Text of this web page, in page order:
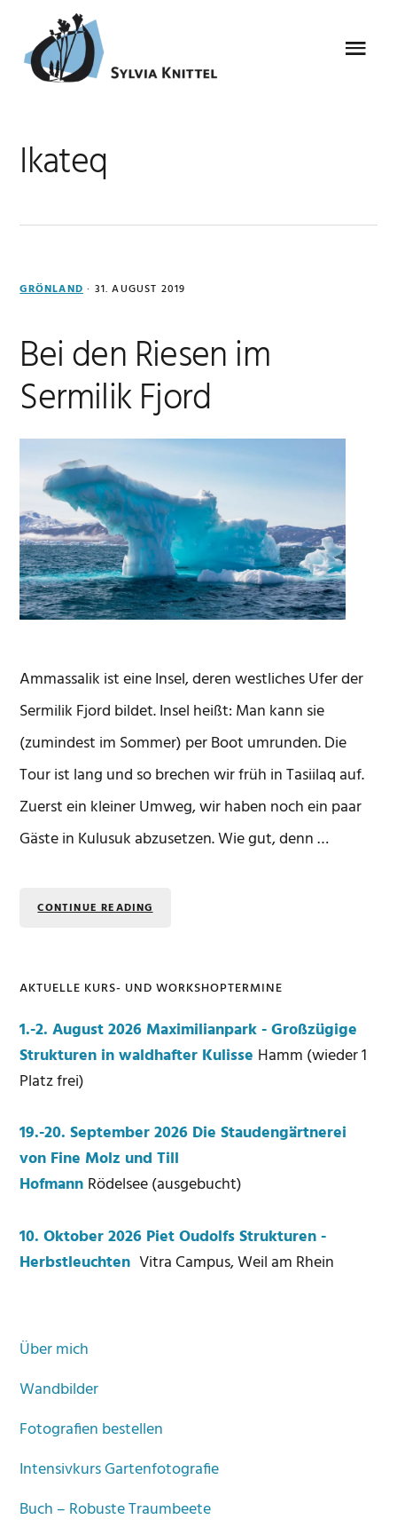
Hauptnavigation
springen
Inhalt
springen
Seitenspalte
springen
Fußzeile
springen
Menu
Ikateq
GRÖNLAND · 31. AUGUST 2019
Bei den Riesen im
Sermilik Fjord
Ammassalik ist eine Insel, deren westliches Ufer der
Sermilik Fjord bildet. Insel heißt: Man kann sie
(zumindest im Sommer) per Boot umrunden. Die
Tour ist lang und so brechen wir früh in Tasiilaq auf.
Zuerst ein kleiner Umweg, wir haben noch ein paar
Gäste in Kulusuk abzusetzen. Wie gut, denn …
CONTINUE READING
Seitenspalte
AKTUELLE KURS- UND WORKSHOPTERMINE
1.-2. August 2026 Maximilianpark - Großzügige
Strukturen in waldhafter Kulisse Hamm (wieder 1
Platz frei)
19.-20. September 2026 Die Staudengärtnerei
von Fine Molz und Till
Hofmann Rödelsee (ausgebucht)
10. Oktober 2026 Piet Oudolfs Strukturen -
Herbstleuchten Vitra Campus, Weil am Rhein
Über mich
Wandbilder
Fotografien bestellen
Intensivkurs Gartenfotografie
Buch – Robuste Traumbeete